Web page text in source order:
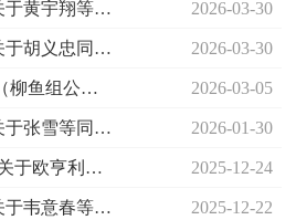
鱼政干〔2026〕3号 关于黄宇翔等同志任免职的通知 2026-03-30
鱼政干〔2026〕2号 关于胡义忠同志免职的通知 2026-03-30
领导干部任职前公示（柳鱼组公示〔2026〕15号） 2026-03-05
鱼政干〔2026〕1号 关于张雪等同志任免职的通知 2026-01-30
鱼政干〔2025〕10号 关于欧亨利等同志任职的通知 2025-12-24
鱼政干〔2025〕9号 关于韦意春等同志试用期满正式任职的通知 2025-12-22